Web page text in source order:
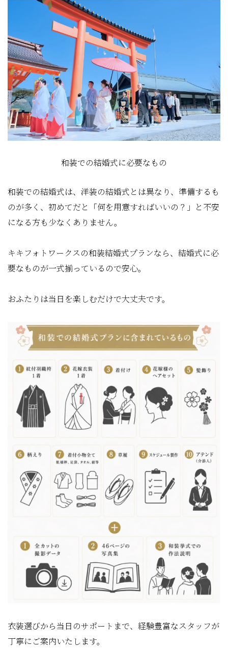
和装での結婚式に必要なもの
和装での結婚式は、洋装の結婚式とは異なり、準備するも
のが多く、初めてだと「何を用意すればいいの？」と不安
になる方も少なくありません。
キキフォトワークスの和装結婚式プランなら、結婚式に必
要なものが一式揃っているので安心。
おふたりは当日を楽しむだけで大丈夫です。
衣装選びから当日のサポートまで、経験豊富なスタッフが
丁寧にご案内いたします。